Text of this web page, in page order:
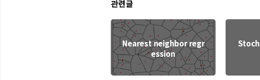
관련글
Nearest neighbor regr
ession